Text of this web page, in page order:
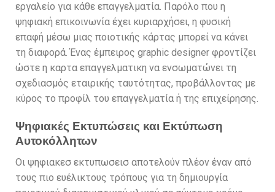
εργαλείο για κάθε επαγγελματία. Παρόλο που η
ψηφιακή επικοινωνία έχει κυριαρχήσει, η φυσική
επαφή μέσω μιας ποιοτικής κάρτας μπορεί να κάνει
τη διαφορά. Ένας έμπειρος graphic designer φροντίζει
ώστε η καρτα επαγγελματικη να ενσωματώνει τη
σχεδιασμός εταιρικής ταυτότητας, προβάλλοντας με
κύρος το προφίλ του επαγγελματία ή της επιχείρησης.
Ψηφιακές Εκτυπώσεις και Εκτύπωση
Αυτοκόλλητων
Οι ψηφιακεσ εκτυπωσεισ αποτελούν πλέον έναν από
τους πιο ευέλικτους τρόπους για τη δημιουργία